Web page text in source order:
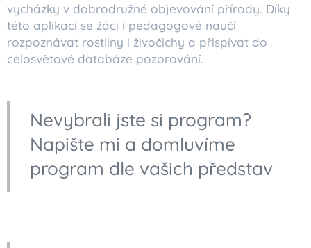
vycházky v dobrodružné objevování přírody. Díky
této aplikaci se žáci i pedagogové naučí
rozpoznávat rostliny i živočichy a přispívat do
celosvětové databáze pozorování.
Nevybrali jste si program?
Napište mi a domluvíme
program dle vašich představ